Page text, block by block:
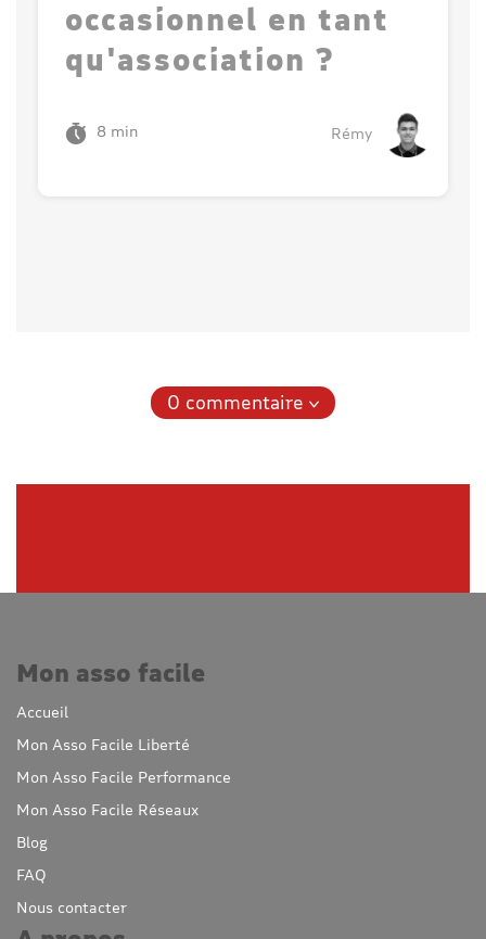
occasionnel en tant
qu'association ?
8 min Rémy
0 commentaire
Mon asso facile
Accueil
Mon Asso Facile Liberté
Mon Asso Facile Performance
Mon Asso Facile Réseaux
Blog
FAQ
Nous contacter